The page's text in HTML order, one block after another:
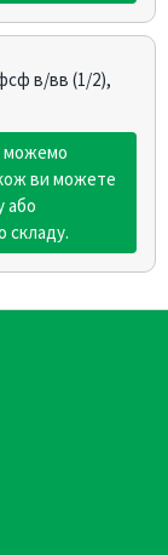
в/вв (1/2),
можемо
ви можете
або
складу.